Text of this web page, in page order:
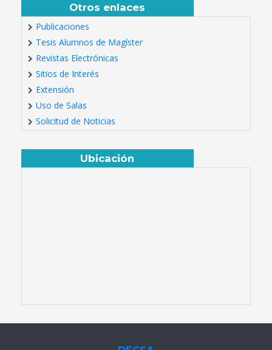
Otros enlaces
Publicaciones
Tesis Alumnos de Magíster
Revistas Electrónicas
Sitios de Interés
Extensión
Uso de Salas
Solicitud de Noticias
Ubicación